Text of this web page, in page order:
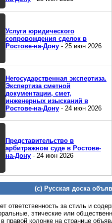
Услуги юридического
сопровождения сделок в
Ростове-на-Дону- 25 июн 2026
Негосударственная экспертиза.
Экспертиза сметной
документации, смет,
инженерных изысканий в
Ростове-на-Дону- 24 июн 2026
Представительство в
арбитражном суде в Ростове-
на-Дону- 24 июн 2026
(c) Русская доска
ответственность за стиль и
этические или
колонке на странице